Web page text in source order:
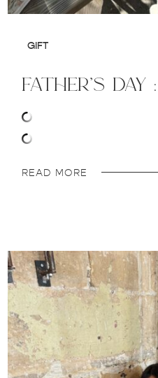
GIFT
father’s
READ MORE